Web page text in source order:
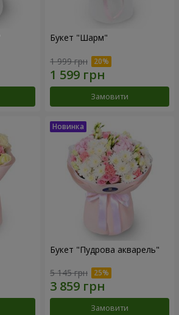
Букет "Шарм"
1 999 грн
Замовити
Букет "Пудрова акварель"
5 145 грн
Замовити